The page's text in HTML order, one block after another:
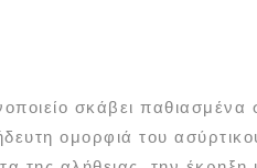
σκάβει
ομορφιά του